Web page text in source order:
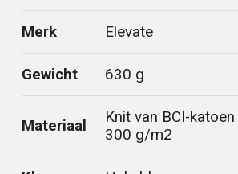
Merk Elevate
Gewicht 630 g
Materiaal
Knit van BCI-
300 g/m2